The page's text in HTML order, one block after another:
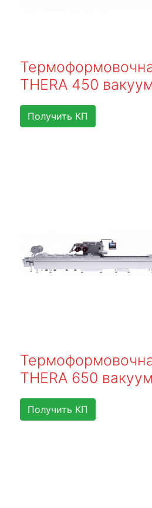
THERA 450
Получить КП
THERA 650 вакуум
Получить КП